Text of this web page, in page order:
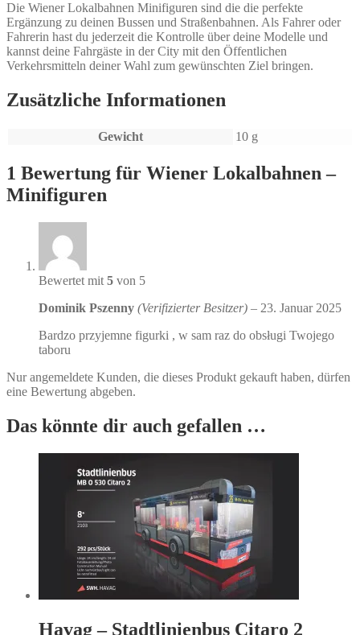
Die Wiener Lokalbahnen Minifiguren sind die die perfekte
Ergänzung zu deinen Bussen und Straßenbahnen. Als Fahrer oder
Fahrerin hast du jederzeit die Kontrolle über deine Modelle und
kannst deine Fahrgäste in der City mit den Öffentlichen
Verkehrsmitteln deiner Wahl zum gewünschten Ziel bringen.
Zusätzliche Informationen
Gewicht 10 g
1 Bewertung für Wiener Lokalbahnen –
Minifiguren
Bewertet mit 5 von 5
Dominik Pszenny (Verifizierter Besitzer) – 23. Januar 2025
Bardzo przyjemne figurki , w sam raz do obsługi Twojego
taboru
Nur angemeldete Kunden, die dieses Produkt gekauft haben, dürfen
eine Bewertung abgeben.
Das könnte dir auch gefallen …
Havag – Stadtlinienbus Citaro 2